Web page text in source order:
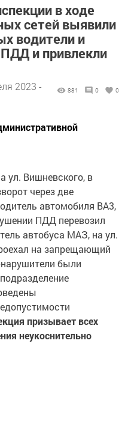
в ходе
сетей выявили
водители и
и привлекли
2023 -
881 0 0
ул. Вишневского, в
через две
автомобиля ВА3,
ПДД перевозил
автобуса МАЗ, на ул.
на запрещающий
были
призывает всех
неукоснительно